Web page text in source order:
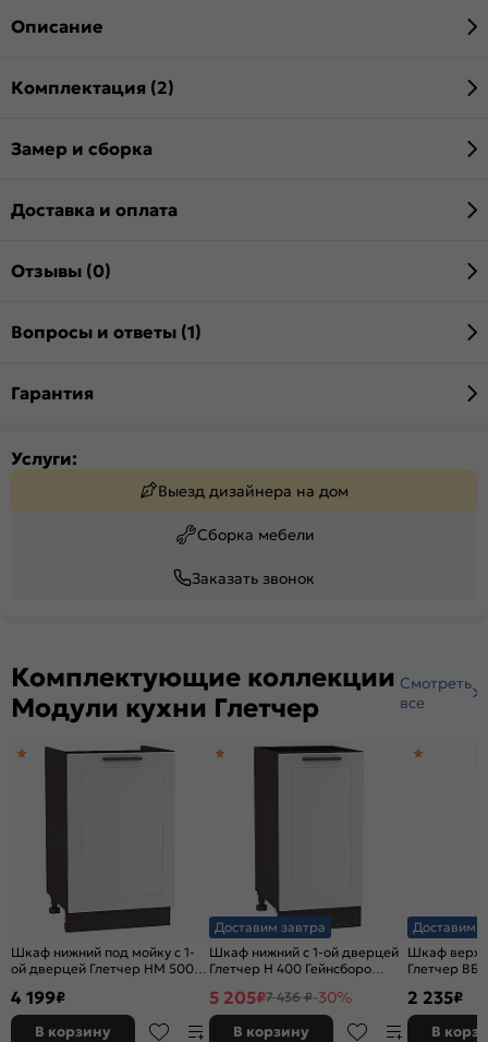
Описание
Комплектация (2)
Замер и сборка
Доставка и оплата
Отзывы (0)
Вопросы и ответы (1)
Гарантия
Услуги:
Выезд дизайнера на дом
Сборка мебели
Заказать звонок
Комплектующие коллекции
Модули кухни Глетчер
Смотреть
все
Шкаф нижний под мойку с 1-
ой дверцей Глетчер НМ 500
4 199₽
В корзину
Доставим завтра
Шкаф нижний с 1-ой дверцей
Глетчер Н 400 Гейнсборо
5 205₽7 436 ₽-30%
В корзину
Доставим
Шкаф
Глетчер ВБ
2 235₽
В